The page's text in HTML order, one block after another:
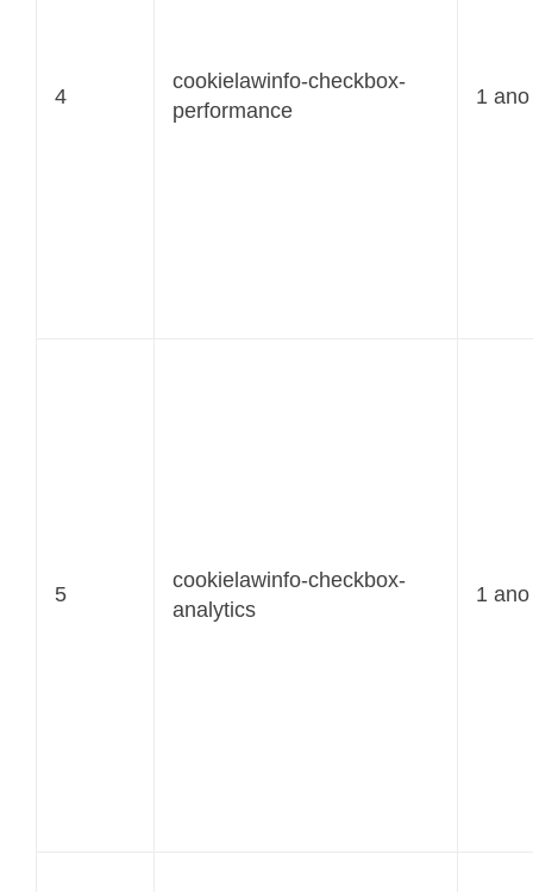
4
cookielawinfo-checkbox-
performance
1 ano
5
cookielawinfo-checkbox-
analytics
1 ano